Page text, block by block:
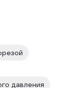
давления